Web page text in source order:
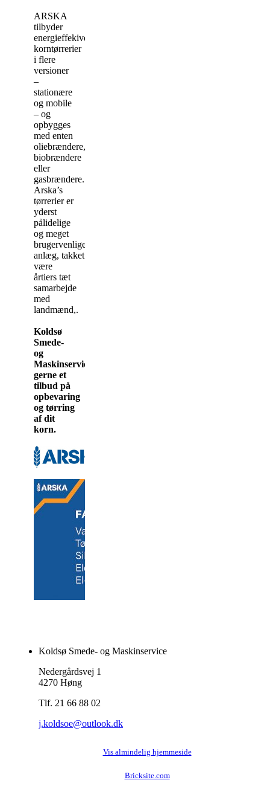
ARSKA
tilbyder
energieffekive
korntørrerier
i flere
versioner
–
stationære
og mobile
– og
opbygges
med enten
oliebrændere,
biobrændere
eller
gasbrændere.
Arska’s
tørrerier er
yderst
pålidelige
og meget
brugervenlige
anlæg, takket
være
årtiers tæt
samarbejde
med
landmænd,.
Koldsø
Smede-
og
Maskinservice udarbejder
gerne et
tilbud på
opbevaring
og tørring
af dit
korn.
Koldsø Smede- og Maskinservice
Nedergårdsvej 1
4270 Høng
Tlf. 21 66 88 02
j.koldsoe@outlook.dk
Vis almindelig hjemmeside
Bricksite.com